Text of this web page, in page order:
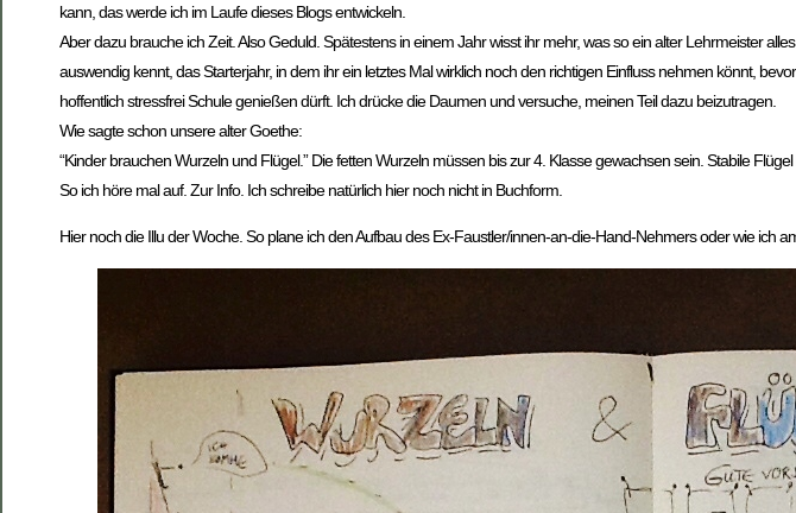
kann, das werde ich im Laufe dieses Blogs entwickeln.
Aber dazu brauche ich Zeit. Also Geduld. Spätestens in einem Jahr wisst ihr mehr, was so ein alter Lehrmeister
auswendig kennt, das Starterjahr, in dem ihr ein letztes Mal wirklich noch den richtigen Einfluss nehmen könnt,
hoffentlich stressfrei Schule genießen dürft. Ich drücke die Daumen und versuche, meinen Teil dazu beizutragen.
Wie sagte schon unsere alter Goethe:
“Kinder brauchen Wurzeln und Flügel.” Die fetten Wurzeln müssen bis zur 4. Klasse gewachsen sein. Stabile
So ich höre mal auf. Zur Info. Ich schreibe natürlich hier noch nicht in Buchform.
Hier noch die Illu der Woche. So plane ich den Aufbau des Ex-Faustler/innen-an-die-Hand-Nehmers oder wie ich